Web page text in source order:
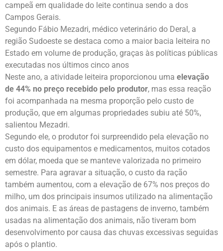
campeã em qualidade do leite continua sendo a dos
Campos Gerais.
Segundo Fábio Mezadri, médico veterinário do Deral, a
região Sudoeste se destaca como a maior bacia leiteira no
Estado em volume de produção, graças às políticas públicas
executadas nos últimos cinco anos
Neste ano, a atividade leiteira proporcionou uma elevação
de 44% no preço recebido pelo produtor, mas essa reação
foi acompanhada na mesma proporção pelo custo de
produção, que em algumas propriedades subiu até 50%,
salientou Mezadri.
Segundo ele, o produtor foi surpreendido pela elevação no
custo dos equipamentos e medicamentos, muitos cotados
em dólar, moeda que se manteve valorizada no primeiro
semestre. Para agravar a situação, o custo da ração
também aumentou, com a elevação de 67% nos preços do
milho, um dos principais insumos utilizado na alimentação
dos animais. E as áreas de pastagens de inverno, também
usadas na alimentação dos animais, não tiveram bom
desenvolvimento por causa das chuvas excessivas seguidas
após o plantio.